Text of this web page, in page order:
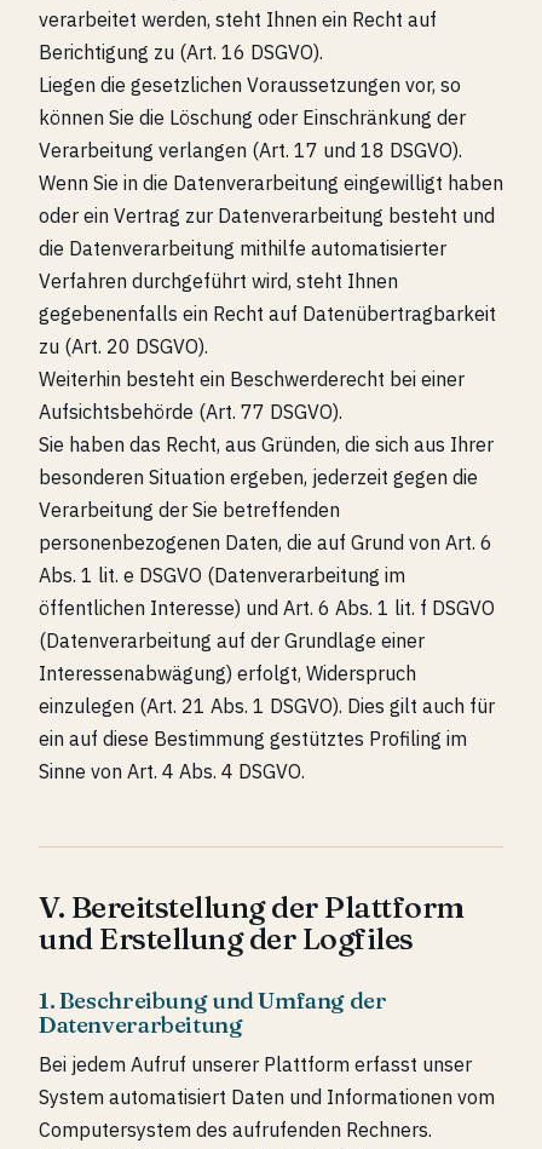
verarbeitet werden, steht Ihnen ein Recht auf
Berichtigung zu (Art. 16 DSGVO).
Liegen die gesetzlichen Voraussetzungen vor, so
können Sie die Löschung oder Einschränkung der
Verarbeitung verlangen (Art. 17 und 18 DSGVO).
Wenn Sie in die Datenverarbeitung eingewilligt haben
oder ein Vertrag zur Datenverarbeitung besteht und
die Datenverarbeitung mithilfe automatisierter
Verfahren durchgeführt wird, steht Ihnen
gegebenenfalls ein Recht auf Datenübertragbarkeit
zu (Art. 20 DSGVO).
Weiterhin besteht ein Beschwerderecht bei einer
Aufsichtsbehörde (Art. 77 DSGVO).
Sie haben das Recht, aus Gründen, die sich aus Ihrer
besonderen Situation ergeben, jederzeit gegen die
Verarbeitung der Sie betreffenden
personenbezogenen Daten, die auf Grund von Art. 6
Abs. 1 lit. e DSGVO (Datenverarbeitung im
öffentlichen Interesse) und Art. 6 Abs. 1 lit. f DSGVO
(Datenverarbeitung auf der Grundlage einer
Interessenabwägung) erfolgt, Widerspruch
einzulegen (Art. 21 Abs. 1 DSGVO). Dies gilt auch für
ein auf diese Bestimmung gestütztes Profiling im
Sinne von Art. 4 Abs. 4 DSGVO.
V. Bereitstellung der Plattform
und Erstellung der Logfiles
1. Beschreibung und Umfang der
Datenverarbeitung
Bei jedem Aufruf unserer Plattform erfasst unser
System automatisiert Daten und Informationen vom
Computersystem des aufrufenden Rechners.